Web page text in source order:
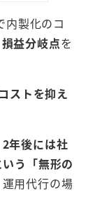
内製化のコ
損益分岐点を
ストを抑え
2年後には社
う「無形の
用代行の場